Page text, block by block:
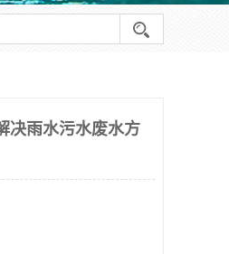
决雨水污水废水方